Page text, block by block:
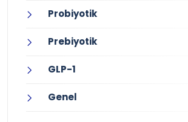
Probiyotik
Prebiyotik
GLP-1
Genel